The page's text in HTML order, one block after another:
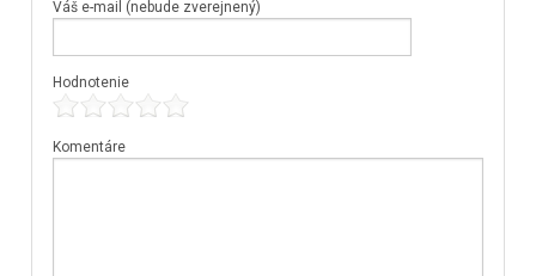
Váš e-mail (nebude zverejnený)
Hodnotenie
Komentáre